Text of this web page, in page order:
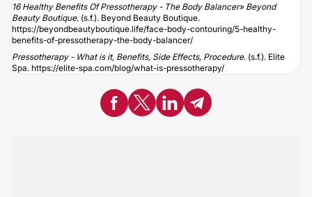
16 Healthy Benefits Of Pressotherapy - The Body Balancer» Beyond
Beauty Boutique. (s.f.). Beyond Beauty Boutique.
https://beyondbeautyboutique.life/face-body-contouring/5-healthy-
benefits-of-pressotherapy-the-body-balancer/
Pressotherapy - What is it, Benefits, Side Effects, Procedure. (s.f.). Elite
Spa. https://elite-spa.com/blog/what-is-pressotherapy/